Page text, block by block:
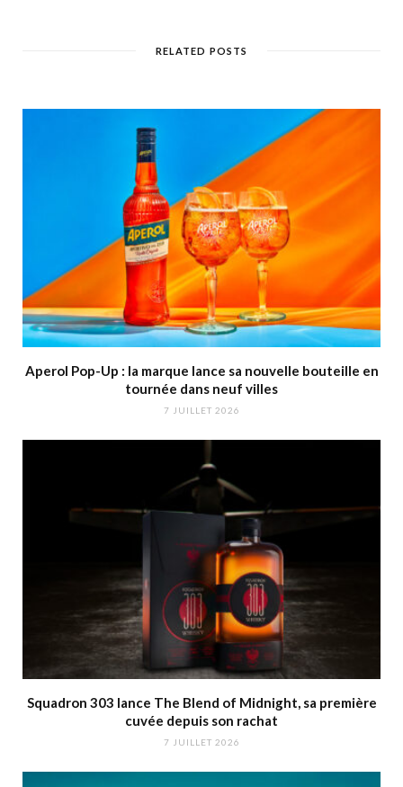
RELATED POSTS
Aperol Pop-Up : la marque lance sa nouvelle bouteille en
tournée dans neuf villes
7 JUILLET 2026
Squadron 303 lance The Blend of Midnight, sa première
cuvée depuis son rachat
7 JUILLET 2026